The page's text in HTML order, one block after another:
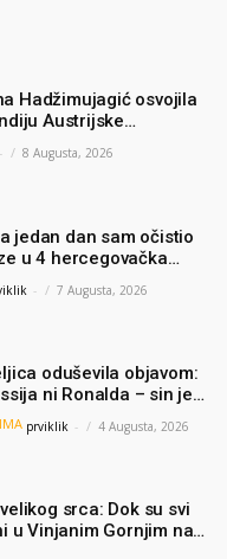
Hadžimujagić osvojila
Austrijske
njeno istraživanje
djeci širom svijeta
- 8 Augusta, 2026
jedan dan sam očistio
u 4 hercegovačka
čistio samo smeće,
o nama”
- 7 Augusta, 2026
oduševila objavom:
ni Ronalda – sin je
prviklik - 4 Augusta, 2026
srca: Dok su svi
u Vinjanim Gornjim na
su dijelili vodu